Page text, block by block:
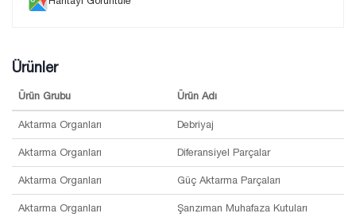
Ürünler
Ürün Grubu Ürün Adı
Aktarma Organları Debriyaj
Aktarma Organları Diferansiyel Parçalar
Aktarma Organları Güç Aktarma Parçaları
Aktarma Organları Şanzıman Muhafaza Kutuları